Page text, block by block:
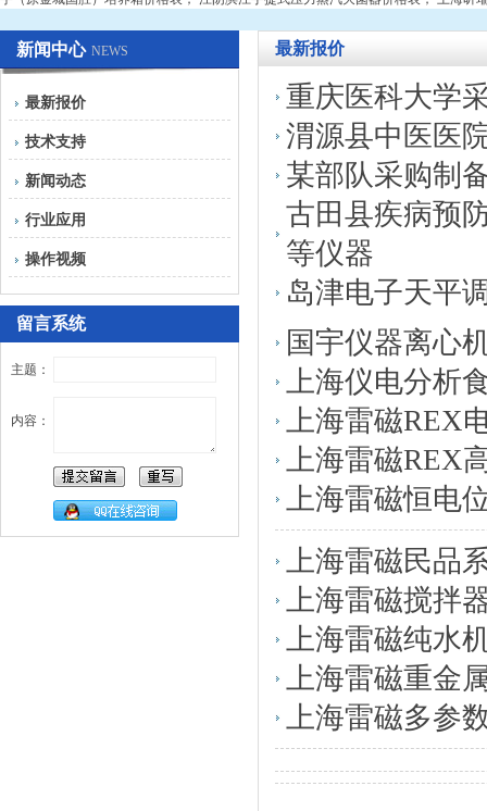
新闻中心 NEWS
最新报价
技术支持
新闻动态
行业应用
操作视频
留言系统
主题：
内容：
最新报价
重庆医科大学
渭源县中医医
某部队采购制
古田县疾病预
等仪器
岛津电子天平
国宇仪器离心
上海仪电分析
上海雷磁REX
上海雷磁REX
上海雷磁恒电
上海雷磁民品
上海雷磁搅拌
上海雷磁纯水
上海雷磁重金
上海雷磁多参